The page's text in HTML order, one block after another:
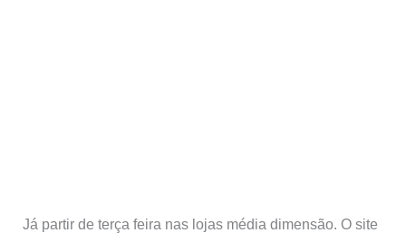
Já partir de terça feira nas lojas média dimensão. O site